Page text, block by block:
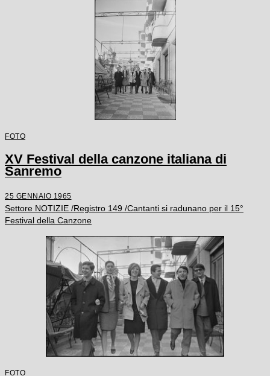
FOTO
XV Festival della canzone italiana di
Sanremo
25 GENNAIO 1965
Settore NOTIZIE /Registro 149 /Cantanti si radunano per il 15°
Festival della Canzone
FOTO